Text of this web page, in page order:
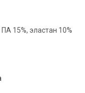
ПА 15%, эластан 10%